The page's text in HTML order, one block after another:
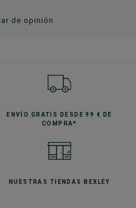
de opinión
ENVÍO GRATIS
DESDE 99 € DE
COMPRA*
NUESTRAS TIENDAS BEXLEY